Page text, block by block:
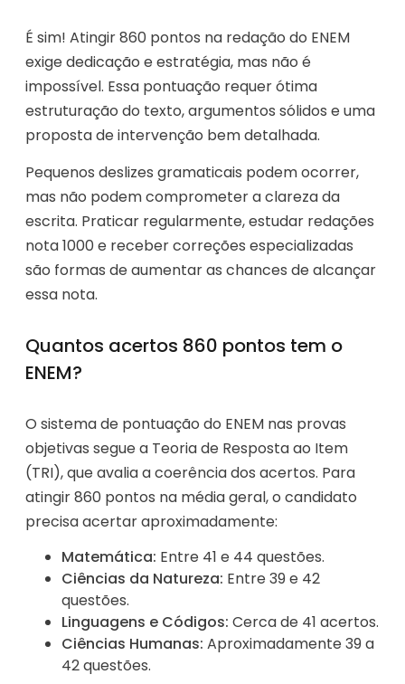
É sim! Atingir 860 pontos na redação do ENEM
exige dedicação e estratégia, mas não é
impossível. Essa pontuação requer ótima
estruturação do texto, argumentos sólidos e uma
proposta de intervenção bem detalhada.
Pequenos deslizes gramaticais podem ocorrer,
mas não podem comprometer a clareza da
escrita. Praticar regularmente, estudar redações
nota 1000 e receber correções especializadas
são formas de aumentar as chances de alcançar
essa nota.
Quantos acertos 860 pontos tem o
ENEM?
O sistema de pontuação do ENEM nas provas
objetivas segue a Teoria de Resposta ao Item
(TRI), que avalia a coerência dos acertos. Para
atingir 860 pontos na média geral, o candidato
precisa acertar aproximadamente:
Matemática: Entre 41 e 44 questões.
Ciências da Natureza: Entre 39 e 42
questões.
Linguagens e Códigos: Cerca de 41 acertos.
Ciências Humanas: Aproximadamente 39 a
42 questões.